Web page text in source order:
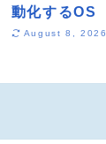
動化するOS
August 8, 2026